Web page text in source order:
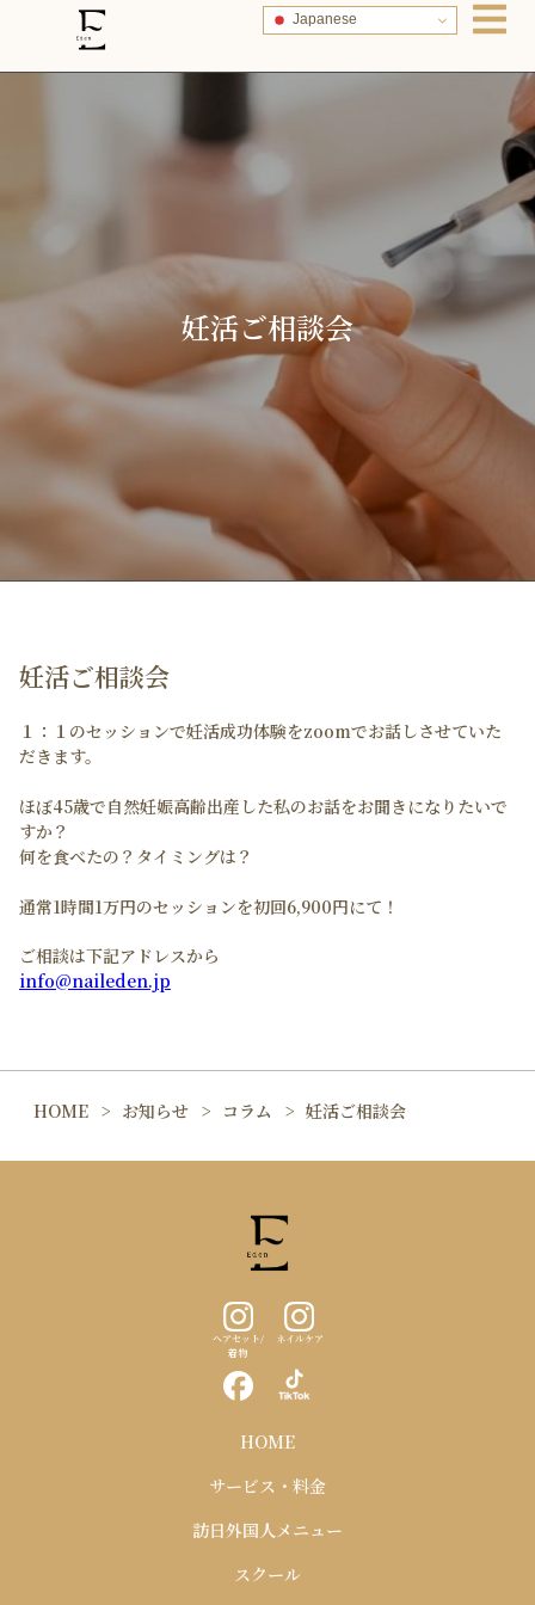
Japanese
妊活ご相談会
妊活ご相談会
１：１のセッションで妊活成功体験をzoomでお話しさせていた
だきます。
ほぼ45歳で自然妊娠高齢出産した私のお話をお聞きになりたいで
すか？
何を食べたの？タイミングは？
通常1時間1万円のセッションを初回6,900円にて！
ご相談は下記アドレスから
info@naileden.jp
HOME お知らせ コラム 妊活ご相談会
ヘアセット/
着物
ネイルケア
HOME
サービス・料金
訪日外国人メニュー
スクール